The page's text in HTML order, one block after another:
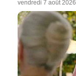
vendredi 7 août 2026